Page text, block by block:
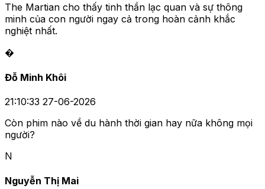
The Martian cho thấy tinh thần lạc quan và sự thông
minh của con người ngay cả trong hoàn cảnh khắc
nghiệt nhất.
�
Đỗ Minh Khôi
21:10:33 27-06-2026
Còn phim nào về du hành thời gian hay nữa không mọi
người?
N
Nguyễn Thị Mai